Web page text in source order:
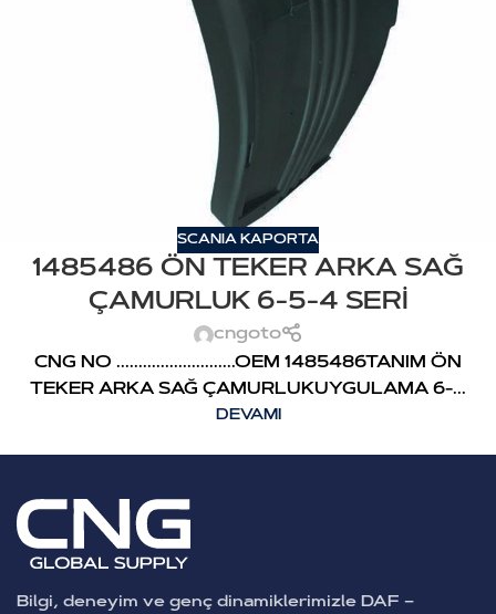
SCANIA KAPORTA
1485486 ÖN TEKER ARKA SAĞ
ÇAMURLUK 6-5-4 SERİ
cngoto
CNG NO ...........................OEM 1485486TANIM ÖN
TEKER ARKA SAĞ ÇAMURLUKUYGULAMA 6-...
DEVAMI
Bilgi, deneyim ve genç dinamiklerimizle DAF –